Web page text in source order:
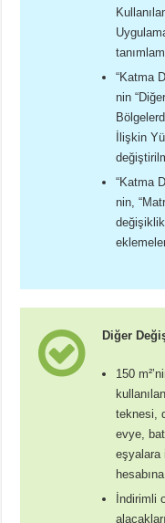
“Katma
nin
İlişkin
“Katma
nin,
Diğer
150
teknesi,
evye,
eşyalara
İndirimli